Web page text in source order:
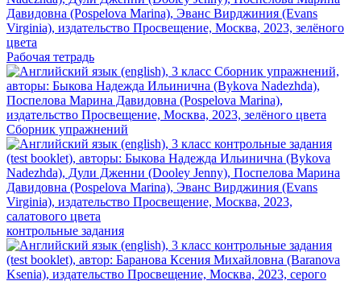
Рабочая тетрадь
Сборник упражнений
контрольные задания